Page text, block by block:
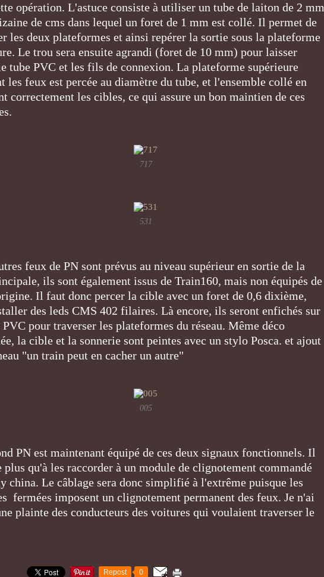
opération. L'astuce consiste à utiliser un tube de laiton de 2 mm
de cms dans lequel un foret de 1 mm est collé. Il permet de
les deux plateformes et ainsi repérer la sortie sous la plateforme
Le trou sera ensuite agrandi (foret de 10 mm) pour laisser
tube PVC et les fils de connexion. La plateforme supérieure
les feux est percée au diamètre du tube, et l'ensemble collé en
correctement les cibles, ce qui assure un bon maintien de ces
717
531
feux de PN sont prévus au niveau supérieur en sortie de la
ils sont également issus de Train160, mais non équipés de
Il faut donc percer la cible avec un foret de 0,6 dixième,
des leds CMS 402 filaires. Là encore, ils seront enfichés sur
PVC pour traverser les plateformes du réseau. Même déco
la cible et la sonnerie sont peintes avec un stylo Posca. et ajout
"un train peut en cacher un autre"
005
PN est maintenant équipé de ces deux signaux fonctionnels. Il
plus qu'à les raccorder à un module de clignotement commandé
china. Le câblage sera donc simplifié à l'extrême puisque les
fermées imposent un clignotement permanent des feux. Je n'ai
plainte des conducteurs des voitures qui voulaient traverser le
Repost 0